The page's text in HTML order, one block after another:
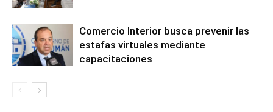
Comercio Interior busca prevenir las
estafas virtuales mediante
capacitaciones